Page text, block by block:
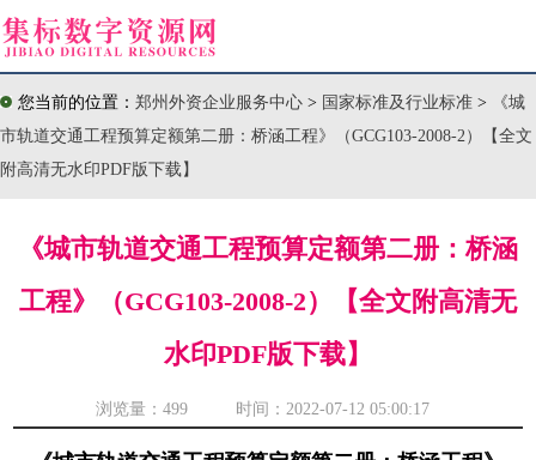
您当前的位置： 郑州外资企业服务中心 > 国家标准及行业标准 >
《城
市轨道交通工程预算定额第二册：桥涵工程》（GCG103-2008-2）【全文
附高清无水印PDF版下载】
《城市轨道交通工程预算定额第二册：桥涵
工程》（GCG103-2008-2）【全文附高清无
水印PDF版下载】
浏览量： 499 时间：2022-07-12 05:00:17